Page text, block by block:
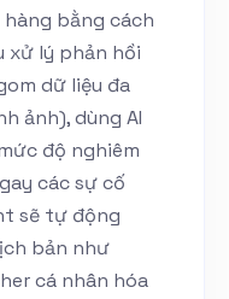
bằng cách
xử lý phản hồi
dữ liệu đa
ảnh), dùng AI
độ nghiêm
các sự cố
sẽ tự động
bản như
cá nhân hóa